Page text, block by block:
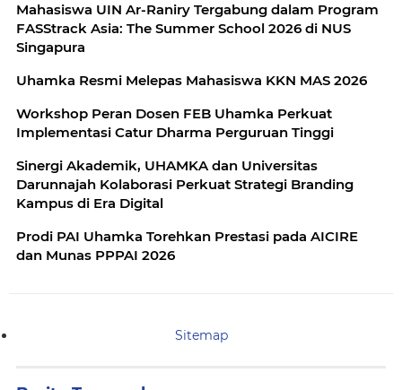
Mahasiswa UIN Ar-Raniry Tergabung dalam Program
FASStrack Asia: The Summer School 2026 di NUS
Singapura
Uhamka Resmi Melepas Mahasiswa KKN MAS 2026
Workshop Peran Dosen FEB Uhamka Perkuat
Implementasi Catur Dharma Perguruan Tinggi
Sinergi Akademik, UHAMKA dan Universitas
Darunnajah Kolaborasi Perkuat Strategi Branding
Kampus di Era Digital
Prodi PAI Uhamka Torehkan Prestasi pada AICIRE
dan Munas PPPAI 2026
Sitemap